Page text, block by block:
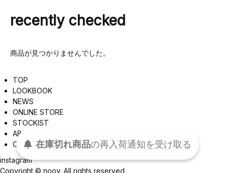
recently checked
商品が見つかりませんでした。
TOP
LOOKBOOK
NEWS
ONLINE STORE
STOCKIST
ABOUT
CONTACT
instagram
Copyright © nooy. All rights reserved
在庫切れ商品の再入荷通知を受け取る